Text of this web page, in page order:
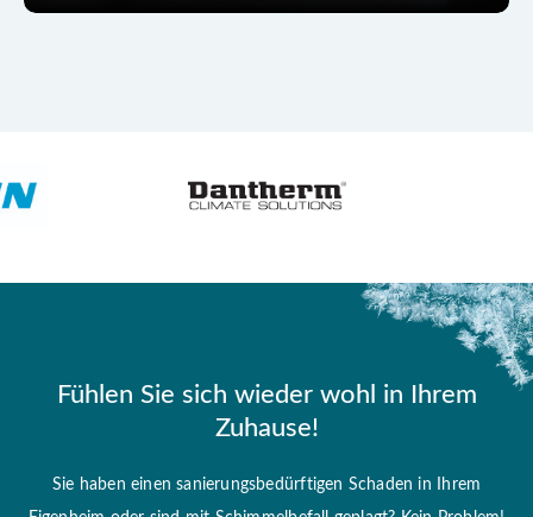
Fühlen Sie sich wieder wohl in Ihrem
Zuhause!
Sie haben einen sanierungsbedürftigen Schaden in Ihrem